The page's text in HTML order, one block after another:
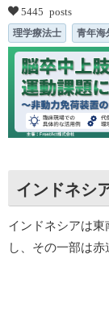
5445 posts
理学療法士 青年海
インドネシ
インドネシアは
し、その一部は赤